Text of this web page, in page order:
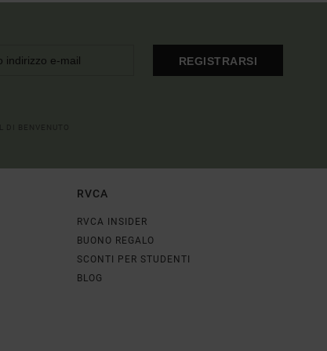
REGISTRARSI
RVCA
RVCA INSIDER
BUONO REGALO
SCONTI PER STUDENTI
BLOG